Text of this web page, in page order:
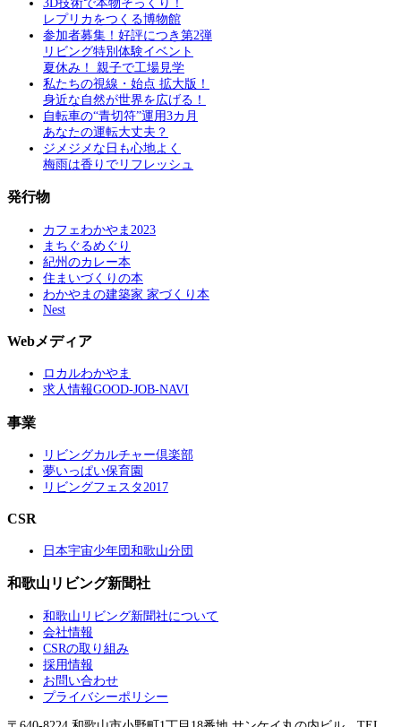
3D技術で本物そっくり！
レプリカをつくる博物館
参加者募集！好評につき第2弾
リビング特別体験イベント
夏休み！ 親子で工場見学
私たちの視線・始点 拡大版！
身近な自然が世界を広げる！
自転車の“青切符”運用3カ月
あなたの運転大丈夫？
ジメジメな日も心地よく
梅雨は香りでリフレッシュ
発行物
カフェわかやま2023
まちぐるめぐり
紀州のカレー本
住まいづくりの本
わかやまの建築家 家づくり本
Nest
Webメディア
ロカルわかやま
求人情報GOOD-JOB-NAVI
事業
リビングカルチャー倶楽部
夢いっぱい保育園
リビングフェスタ2017
CSR
日本宇宙少年団和歌山分団
和歌山リビング新聞社
和歌山リビング新聞社について
会社情報
CSRの取り組み
採用情報
お問い合わせ
プライバシーポリシー